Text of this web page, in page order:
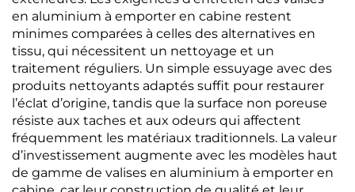
en aluminium à emporter en cabine restent
minimes comparées à celles des alternatives en
tissu, qui nécessitent un nettoyage et un
traitement réguliers. Un simple essuyage avec des
produits nettoyants adaptés suffit pour restaurer
l’éclat d’origine, tandis que la surface non poreuse
résiste aux taches et aux odeurs qui affectent
fréquemment les matériaux traditionnels. La valeur
d’investissement augmente avec les modèles haut
de gamme de valises en aluminium à emporter en